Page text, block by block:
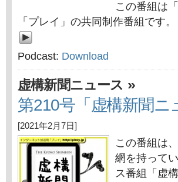
この番組は
「プレイ」の共同制作番組です。
Podcast: Download
虚構新聞ニュース »
第210号「虚構新聞ニ
[2021年2月7日]
この番組は
網を持って
ス番組「虚